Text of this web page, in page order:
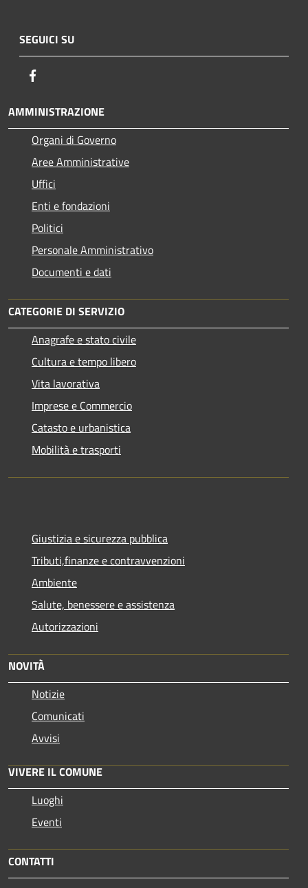
SEGUICI SU
AMMINISTRAZIONE
Organi di Governo
Aree Amministrative
Uffici
Enti e fondazioni
Politici
Personale Amministrativo
Documenti e dati
CATEGORIE DI SERVIZIO
Anagrafe e stato civile
Cultura e tempo libero
Vita lavorativa
Imprese e Commercio
Catasto e urbanistica
Mobilità e trasporti
Giustizia e sicurezza pubblica
Tributi,finanze e contravvenzioni
Ambiente
Salute, benessere e assistenza
Autorizzazioni
NOVITÀ
Notizie
Comunicati
Avvisi
VIVERE IL COMUNE
Luoghi
Eventi
CONTATTI